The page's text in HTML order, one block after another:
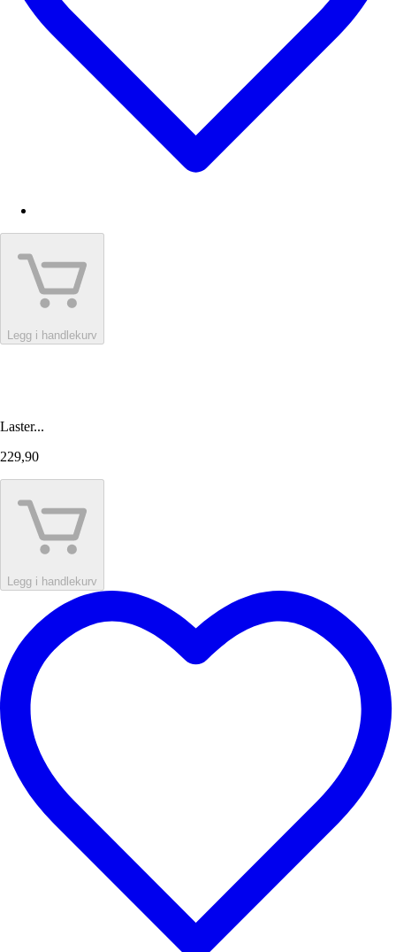
Legg i handlekurv
Laster...
229,90
Legg i handlekurv